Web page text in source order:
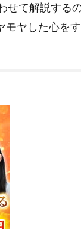
せて解説する
モヤした心を